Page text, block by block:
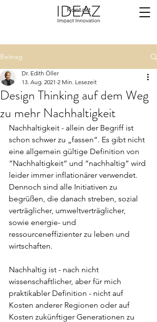
Kontakt
Beitrag
Design Thinking auf dem Weg
zu mehr Nachhaltigkeit
Dr. Edith Öller
13. Aug. 2021 2 Min. Lesezeit
Nachhaltigkeit - allein der Begriff ist
schon schwer zu „fassen“. Es gibt nicht
eine allgemein gültige Definition von
“Nachhaltigkeit“ und “nachhaltig“ wird
leider immer inflationärer verwendet.
Dennoch sind alle Initiativen zu
begrüßen, die danach streben, sozial
verträglicher, umweltverträglicher,
sowie energie- und
ressourceneffizienter zu leben und
wirtschaften.
Nachhaltig ist - nach nicht
wissenschaftlicher, aber für mich
praktikabler Definition - nicht auf
Kosten anderer Regionen oder auf
Kosten zukünftiger Generationen zu